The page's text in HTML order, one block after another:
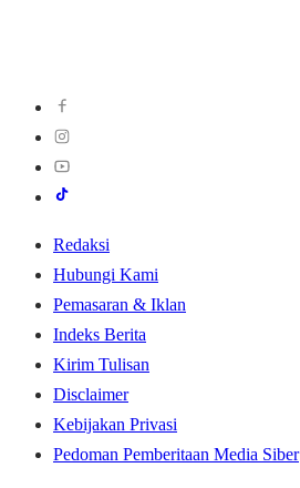
Redaksi
Hubungi Kami
Pemasaran & Iklan
Indeks Berita
Kirim Tulisan
Disclaimer
Kebijakan Privasi
Pedoman Pemberitaan Media Siber